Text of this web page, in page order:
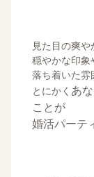
見た目の爽
穏やかな印象
落ち着いた雰
とにかく あ
ことが
婚活パーテ